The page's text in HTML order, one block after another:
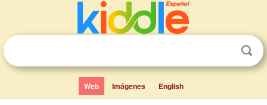
Web Imágenes English